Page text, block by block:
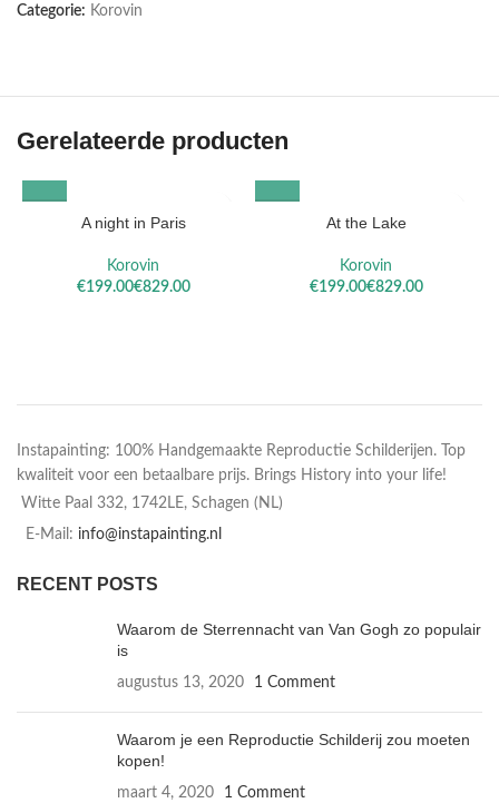
Categorie: Korovin
Gerelateerde producten
A night in Paris
Korovin
€
€
At the Lake
Korovin
€
€
Instapainting: 100% Handgemaakte Reproductie Schilderijen. Top
kwaliteit voor een betaalbare prijs. Brings History into your life!
Witte Paal 332, 1742LE, Schagen (NL)
E-Mail: info@instapainting.nl
RECENT POSTS
Waarom de Sterrennacht van Van Gogh zo populair
is
augustus 13, 2020 1 Comment
Waarom je een Reproductie Schilderij zou moeten
kopen!
maart 4, 2020 1 Comment